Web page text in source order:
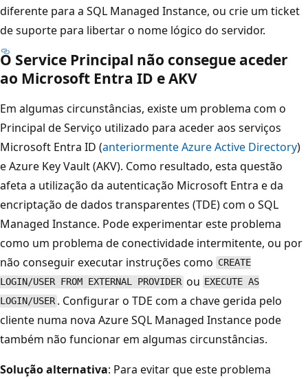
diferente para a SQL Managed Instance, ou crie um ticket
de suporte para libertar o nome lógico do servidor.
O Service Principal não consegue aceder
ao Microsoft Entra ID e AKV
Em algumas circunstâncias, existe um problema com o
Principal de Serviço utilizado para aceder aos serviços
Microsoft Entra ID (anteriormente Azure Active Directory)
e Azure Key Vault (AKV). Como resultado, esta questão
afeta a utilização da autenticação Microsoft Entra e da
encriptação de dados transparentes (TDE) com o SQL
Managed Instance. Pode experimentar este problema
como um problema de conectividade intermitente, ou por
não conseguir executar instruções como CREATE
LOGIN/USER FROM EXTERNAL PROVIDER ou EXECUTE AS
LOGIN/USER . Configurar o TDE com a chave gerida pelo
cliente numa nova Azure SQL Managed Instance pode
também não funcionar em algumas circunstâncias.
Solução alternativa: Para evitar que este problema